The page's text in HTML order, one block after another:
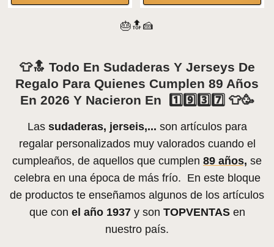
🎂🔝🍰
👕🔝 Todo En Sudaderas Y Jerseys De
Regalo Para Quienes Cumplen 89 Años
En 2026 Y Nacieron En 1️⃣9️⃣3️⃣7️⃣ 👕🥳
Las sudaderas, jerseis,... son artículos para
regalar personalizados muy valorados cuando el
cumpleaños, de aquellos que cumplen 89 años, se
celebra en una época de más frío. En este bloque
de productos te enseñamos algunos de los artículos
que con el año 1937y son TOPVENTASen
nuestro país.